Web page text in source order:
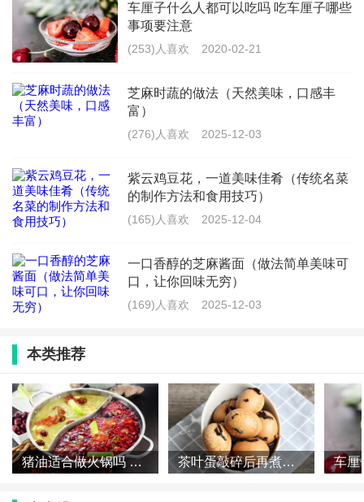
芋头炒脆皮肉怎么炒好吃窍门_香脆芋
头丝的做法大全
芹菜和蒜苗炒肉_芹菜大蒜炒肉
车厘子什么人都可以吃吗 吃车厘子哪些
事项要注意
(253)人喜欢 2020-02-21
芝麻时蔬的做法（天然美味，口感丰
富）
(276)人喜欢 2025-12-03
紫云鸡豆花，一道美味佳肴（传统名菜
的制作方法和食用技巧）
(165)人喜欢 2025-12-04
一口香醇的芝麻酱面（做法简单美味可
口，让你回味无穷）
(169)人喜欢 2025-12-03
本类推荐
猪油适合做火锅吗 火锅为什么不用猪油 茶叶蛋敲碎后再煮几分钟 茶叶蛋敲碎之后再煮多久